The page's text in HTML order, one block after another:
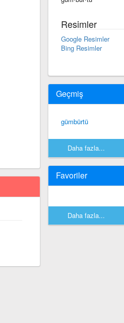
Resimler
Google Resimler
Bing Resimler
Geçmiş
gümbürtü
Daha fazla...
Favoriler
Daha fazla...